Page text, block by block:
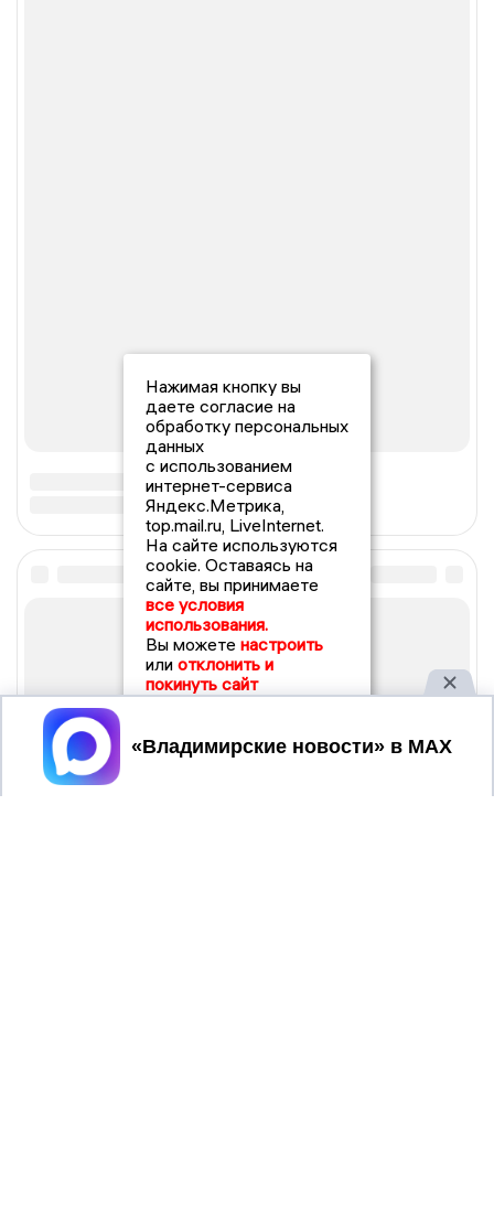
Нажимая кнопку вы
даете согласие на
обработку персональных
данных
с использованием
интернет-сервиса
Яндекс.Метрика,
top.mail.ru, LiveInternet.
На сайте используются
cookie. Оставаясь на
сайте, вы принимаете
все условия
использования.
Вы можете настроить
или отклонить и
покинуть сайт
Принять